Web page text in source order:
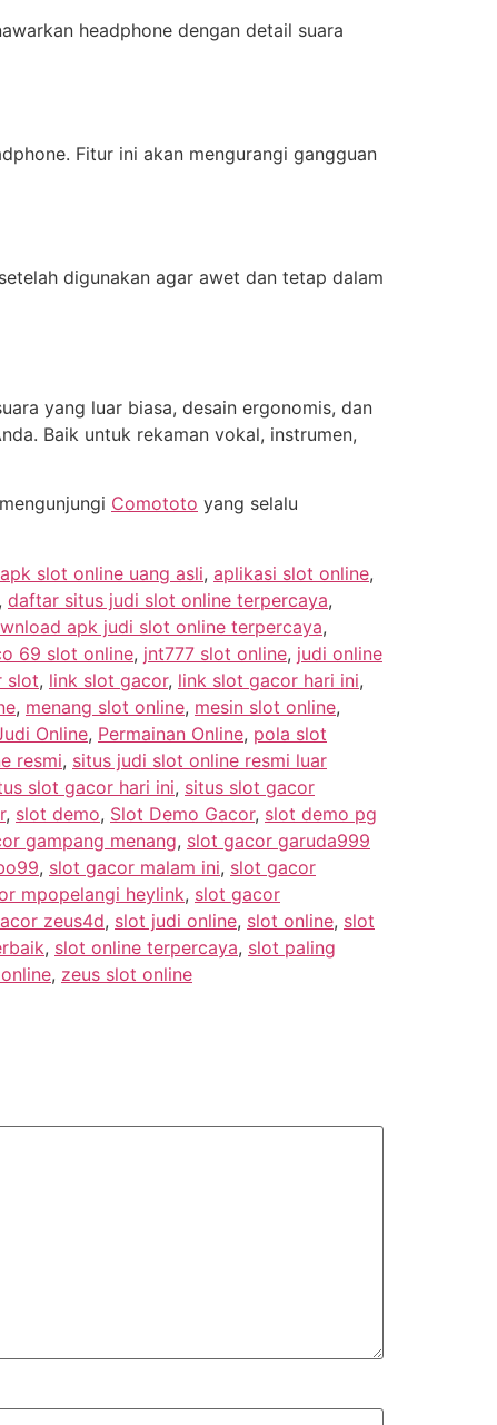
headphone dengan detail suara
Fitur ini akan mengurangi gangguan
digunakan agar awet dan tetap dalam
yang luar biasa, desain ergonomis, dan
Baik untuk rekaman vokal, instrumen,
Comototo yang selalu
apk slot online uang asli, aplikasi slot online,
, daftar situs judi slot online terpercaya,
apk judi slot online terpercaya,
69 slot online, jnt777 slot online, judi online
slot, link slot gacor, link slot gacor hari ini,
, menang slot online, mesin slot online,
Online, Permainan Online, pola slot
resmi, situs judi slot online resmi luar
slot gacor hari ini, situs slot gacor
, slot demo, Slot Demo Gacor, slot demo pg
gampang menang, slot gacor garuda999
, slot gacor malam ini, slot gacor
mpopelangi heylink, slot gacor
zeus4d, slot judi online, slot online, slot
, slot online terpercaya, slot paling
, zeus slot online